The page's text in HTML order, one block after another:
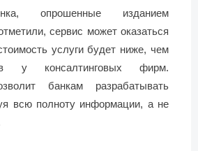
опрошенные изданием
сервис может оказаться
услуги будет ниже, чем
у консалтинговых фирм.
банкам разрабатывать
всю полноту информации, а не